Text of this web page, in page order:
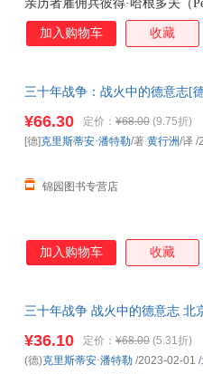
亲历者雇佣兵彼得·哈根多夫（
（Maurus Friesenegger）的日
的欧洲，以及战争阴云下普通
加入购物车 收藏
三十年战争：战火中的德意志[
¥66.30 定价： ¥68.00 (9.75折)
锦园图书专营店
[德]克里斯蒂安·潘特勒/著 黄行洲/译 /
加入购物车 收藏
三十年战争 战火中的德意志 北
¥36.10 定价： ¥68.00 (5.31折)
(德)克里斯蒂安·潘特勒 /2023-02-01 /